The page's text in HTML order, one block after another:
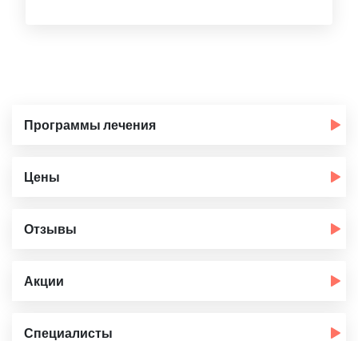
Программы лечения
Цены
Отзывы
Акции
Специалисты